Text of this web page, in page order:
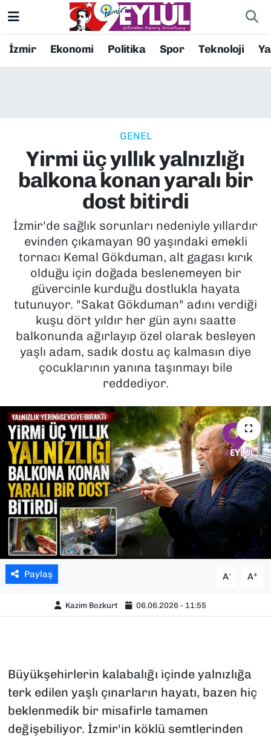
İzmir Ekonomi Politika Spor Teknoloji
GENEL
Yirmi üç yıllık yalnızlığı
balkona konan yaralı bir
dost bitirdi
İzmir'de sağlık sorunları nedeniyle yıllardır
evinden çıkamayan 90 yaşındaki emekli
tornacı Kemal Gökduman, alt gagası kırık
olduğu için doğada beslenemeyen bir
güvercinle kurduğu dostlukla hayata
tutunuyor. "Sakat Gökduman" adını verdiği
kuşu dört yıldır her gün aynı saatte
balkonunda ağırlayıp özel olarak besleyen
yaşlı adam, sadık dostu aç kalmasın diye
çocuklarının yanına taşınmayı bile
reddediyor.
Paylaş A- A+
Kazim Bozkurt 06.06.2026 - 11:55
Büyükşehirlerin kalabalığı içinde yalnızlığa
terk edilen yaşlı çınarların hayatı, bazen hiç
beklenmedik bir misafirle tamamen
değişebiliyor. İzmir'in köklü semtlerinden
Resmi İlanlar
EKONOMİ
KÜLTÜR SANAT
MAGAZİN
POLİTİKA
SAĞLIK
SPOR
TEKNOLOJİ
YEREL YÖNETİMLER
Konak Nöbetçi Eczaneler
Süper Lig Puan Durumu ve Fikstür
Tüm Manşetler
Son Dakika Haberleri
Haber Arşivi